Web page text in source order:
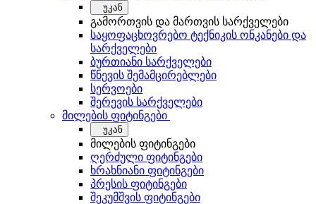
უკან
გამორთვის და მართვის სარქველები
საყოფაცხოვრებო ტექნიკის ონკანები და
სარქველები
ბურთიანი სარქველები
წნევის შემამცირებლები
სერვოები
შერევის სარქველები
მილების ფიტინგები
უკან
მილების ფიტინგები
ღერძული ფიტინგები
ხრახნიანი ფიტინგები
პრესის ფიტინგები
შეკუმშვის ფიტინგები